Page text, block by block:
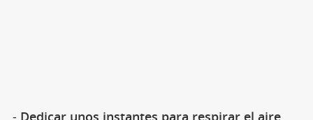
- Dedicar unos instantes para respirar el aire